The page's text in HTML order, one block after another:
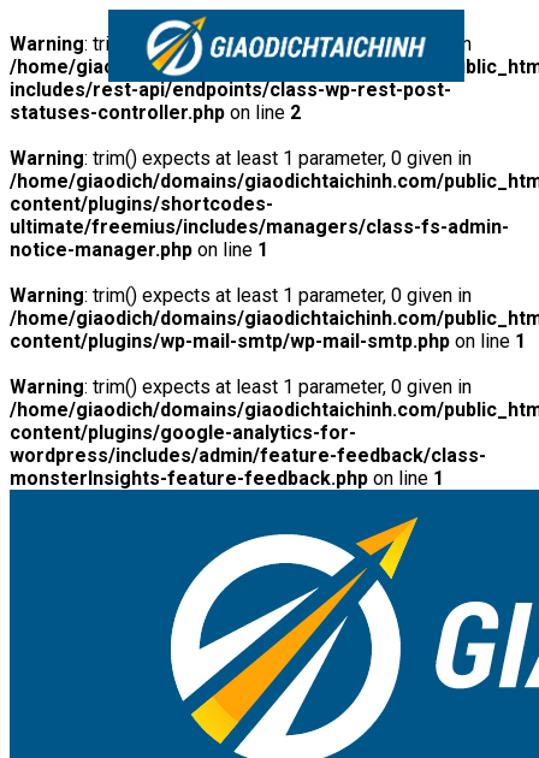
Warning: trim() expects at least 1 parameter, 0 given in
/home/giaodich/domains/giaodichtaichinh.com/
includes/rest-api/endpoints/class-wp-rest-post-
statuses-controller.php on line 2
Warning: trim() expects at least 1 parameter, 0 given in
/home/giaodich/domains/giaodichtaichinh.com/
content/plugins/shortcodes-
ultimate/freemius/includes/managers/class-fs-admin-
notice-manager.php on line 1
Warning: trim() expects at least 1 parameter, 0 given in
/home/giaodich/domains/giaodichtaichinh.com/
content/plugins/wp-mail-smtp/wp-mail-smtp.php on line 1
Warning: trim() expects at least 1 parameter, 0 given in
/home/giaodich/domains/giaodichtaichinh.com/
content/plugins/google-analytics-for-
wordpress/includes/admin/feature-feedback/class-
monsterInsights-feature-feedback.php on line 1